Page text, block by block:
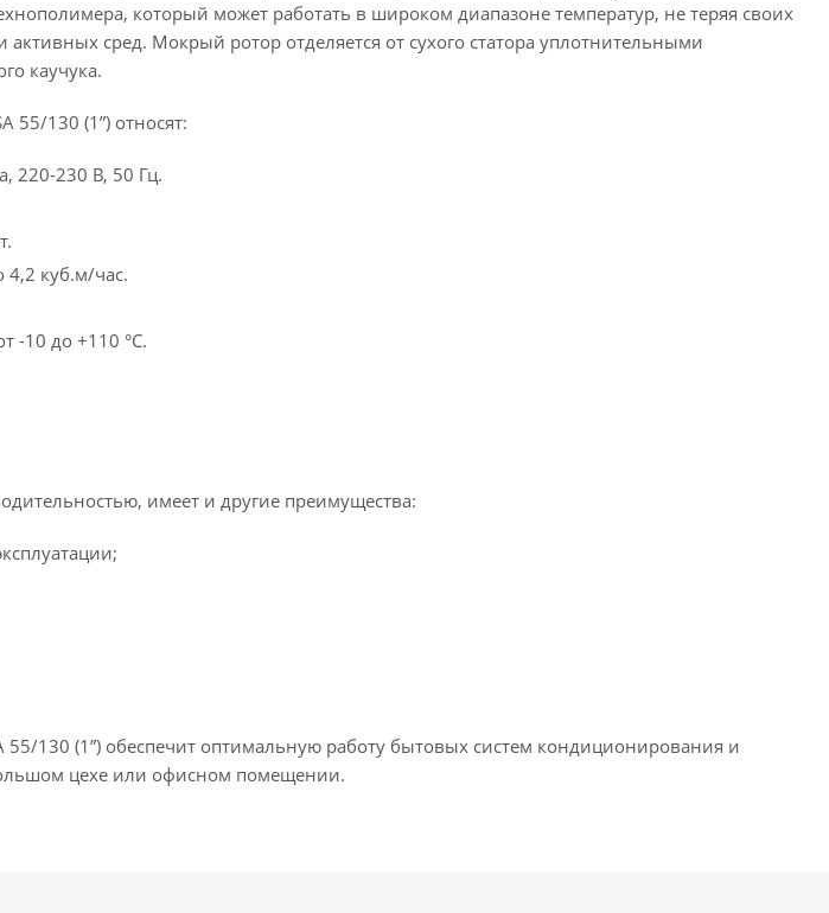
который может работать в широком диапазоне температур, не теряя своих
активных сред. Мокрый ротор отделяется от сухого статора уплотнительными
каучука.
55/130 (1”) относят:
220-230 В, 50 Гц.
4,2 куб.м/час.
-10 до +110 °С.
имеет и другие преимущества:
55/130 (1”) обеспечит оптимальную работу бытовых систем кондиционирования и
цехе или офисном помещении.